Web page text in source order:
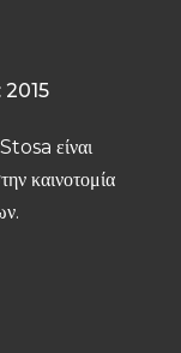
είναι
καινοτομία